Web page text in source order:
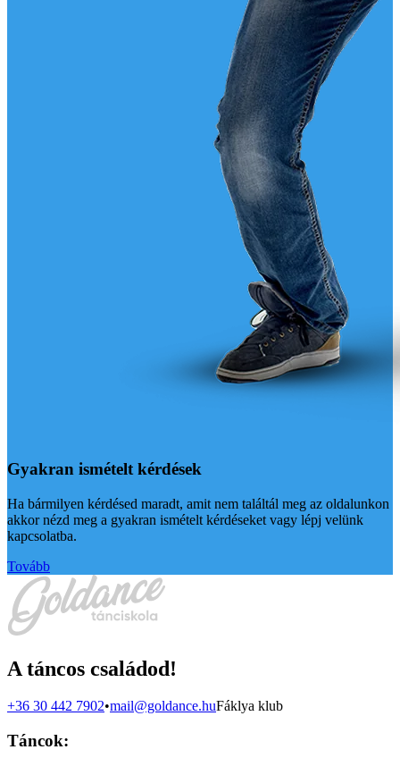
Gyakran ismételt kérdések
Ha bármilyen kérdésed maradt, amit nem találtál meg az oldalunkon
akkor nézd meg a gyakran ismételt kérdéseket vagy lépj velünk
kapcsolatba.
Tovább
A táncos családod!
+36 30 442 7902•mail@goldance.huFáklya klub
Táncok: